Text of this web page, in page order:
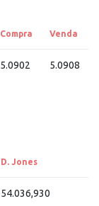
Compra Venda
5.0902 5.0908
D. Jones
54.036,930